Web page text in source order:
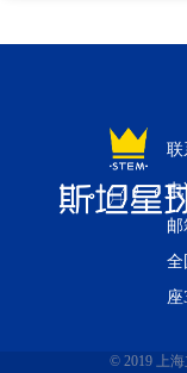
联
电
邮
全
座
© 2019 上